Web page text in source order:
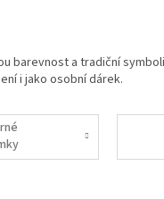
barevnost a tradiční
i jako osobní dárek.